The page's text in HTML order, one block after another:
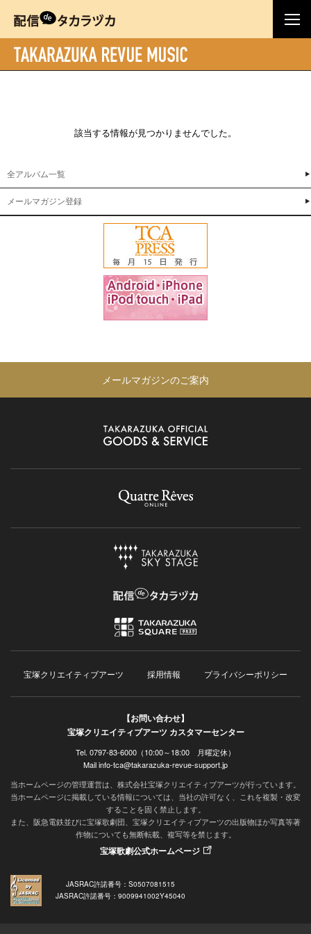
該当する情報が見つかりませんでした。
全アルバム一覧
メールマガジン登録
メールマガジンのご案内
宝塚クリエイティブアーツ 採用情報 プライバシーポリシー
【お問い合わせ】
宝塚クリエイティブアーツ カスタマーセンター
Tel. 0797-83-6000（10:00～18:00 月曜定休）
Mail info-tca@takarazuka-revue-support.jp
当ホームページの管理運営は、株式会社宝塚クリエイティブアーツが行っています。
当ホームページに掲載している情報については、当社の許可なく、これを複製・改変
することを固く禁止します。
また、阪急電鉄並びに宝塚歌劇団、宝塚クリエイティブアーツの出版物ほか写真等著
作物についても無断転載、複写等を禁じます。
宝塚歌劇公式ホームページ
JASRAC許諾番号：S0507081515
JASRAC許諾番号：9009941002Y45040